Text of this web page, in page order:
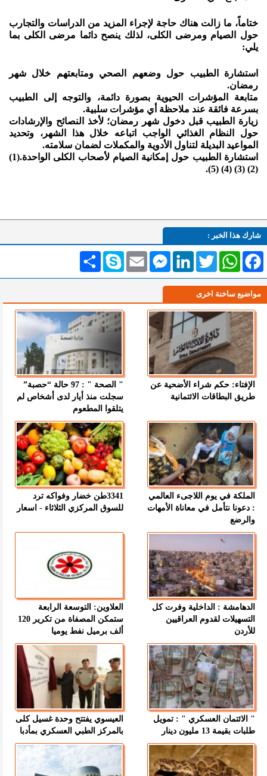
ختاماً، ما زالت هناك حاجة لإجراء المزيد من الدراسات والتجارب
حول الصيام ومرضى الكلى، لذلك ينصح دائما مرضى الكلى بما
يلي:
استشارة الطبيب حول وضعهم الصحي ومتابعتهم خلال شهر
رمضان.
متابعة المؤشرات الحيوية بصورة دائمة، والتوجه إلى الطبيب
بسرعة فائقة عند ملاحظة أي مؤشرات سلبية.
زيارة الطبيب قبل دخول شهر رمضان؛ لأخذ النصائح والإرشادات
حول النظام الغذائي الواجب اتباعه خلال هذا الشهر، وتحديد
المواعيد البديلة لتناول الأدوية والمكملات لضمان سلامته.
استشارة الطبيب حول إمكانية الصيام لأصحاب الكلى الواحدة.(1)
(2) (3) (4) (5).
شارك هذا الخبر :
انشر Skype Email
MessengerLinkedInTwitterWhatsAppFacebook
مواضيع ساخنة اخرى
الإفتاء: حكم شراء الأضحية عن
طريق البطاقات الائتمانية
" الصحة " : 97 حالة “حصبة”
سجلت منذ أيار لدى أشخاص لم
يتلقوا المطعوم
الملكة في يوم اللاجىء العالمي
: دعونا نتأمل في معاناة الأمهات
والرضع
3341طن خضار وفواكه ترد
للسوق المركزي الثلاثاء - اسعار
الدهامشة : الداخلية وفرت كل
التسهيلات لقدوم العراقيين
للأردن
العلاوين: التوسعة الرابعة
ستمكن المصفاة من تكرير 120
ألف برميل نفط يوميا
" الائتمان العسكري " : تمويل
طلبات بقيمة 13 مليون دينار
العيسوي يفتتح وحدة غسيل كلى
بالمركز الطبي العسكري بمأدبا